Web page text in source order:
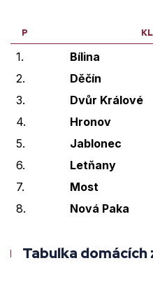
P
1. Bílina
2.
Děčín
3.
Dvůr Králové
4.
Hronov
5.
Jablonec
6.
Letňany
7.
Most
8.
Nová Paka
Tabulka domácích